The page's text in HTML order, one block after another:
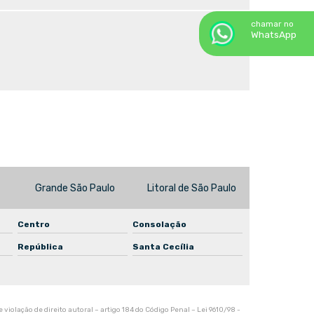
Reparo de bomba
Reparo de bomba hidráulica
Reparo de motor elétrico
Reparo inversor de frequência
Grande São Paulo Litoral de São Paulo
Centro Consolação
República Santa Cecília
de direito autoral – artigo 184 do Código Penal – Lei 9610/98 -
chamar no
WhatsApp